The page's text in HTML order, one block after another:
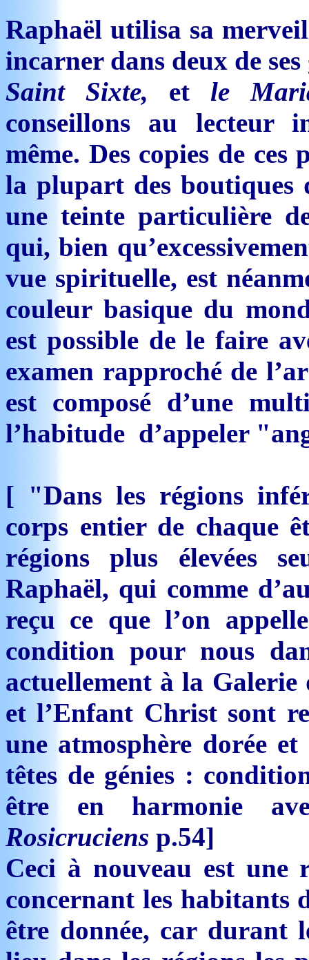
Raphaël utilisa sa
incarner dans deux de
Saint Sixte, et le
conseillons au lecteur
même. Des copies de
la plupart des boutiques
une teinte particulière
qui, bien
vue spirituelle, est
couleur basique du
est possible de le faire
examen rapproché de
est composé d’une
l’habitude d’appeler
[ "Dans les régions
corps entier de chaque
régions plus élevées
Raphaël, qui comme
reçu ce que l’on
condition pour nous
actuellement à la
et l’Enfant Christ sont
une atmosphère dorée
têtes de génies :
être en harmonie
Rosicruciens p.54]
Ceci à nouveau est une
concernant les habitants
être donnée, car durant